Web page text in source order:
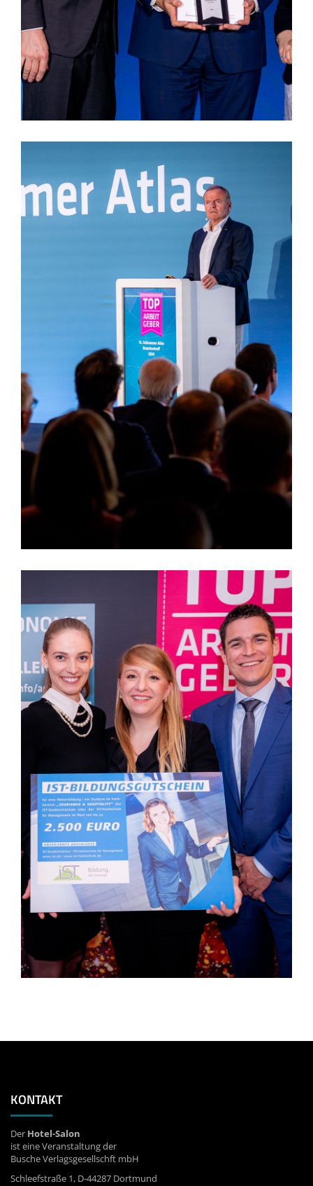
KONTAKT
Der Hotel-Salon
ist eine Veranstaltung der
Busche Verlagsgesellschft mbH
Schleefstraße 1, D-44287 Dortmund